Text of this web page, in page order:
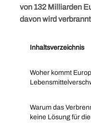
von 132 Milliarden
davon wird
Inhaltsverzeichnis
Woher kommt
Warum das
keine Lösung für